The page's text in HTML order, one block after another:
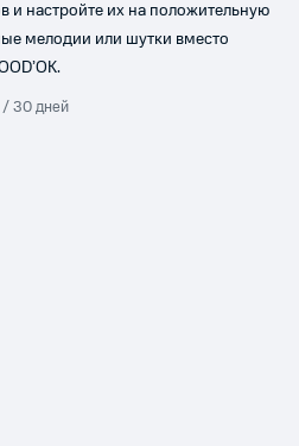
и настройте их на положительную
мелодии или шутки вместо
/ 30 дней